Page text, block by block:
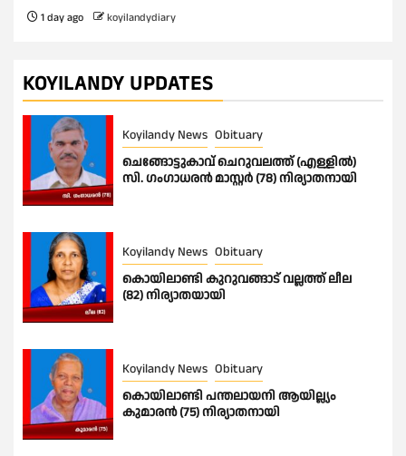
1 day ago koyilandydiary
KOYILANDY UPDATES
Koyilandy News Obituary
ചെങ്ങോട്ടുകാവ് ചെറുവലത്ത് (എള്ളിൽ)
സി. ഗംഗാധരൻ മാസ്റ്റർ (78) നിര്യാതനായി
Koyilandy News Obituary
കൊയിലാണ്ടി കുറുവങ്ങാട് വല്ലത്ത് ലീല
(82) നിര്യാതയായി
Koyilandy News Obituary
കൊയിലാണ്ടി പന്തലായനി ആയില്ല്യം
കുമാരൻ (75) നിര്യാതനായി